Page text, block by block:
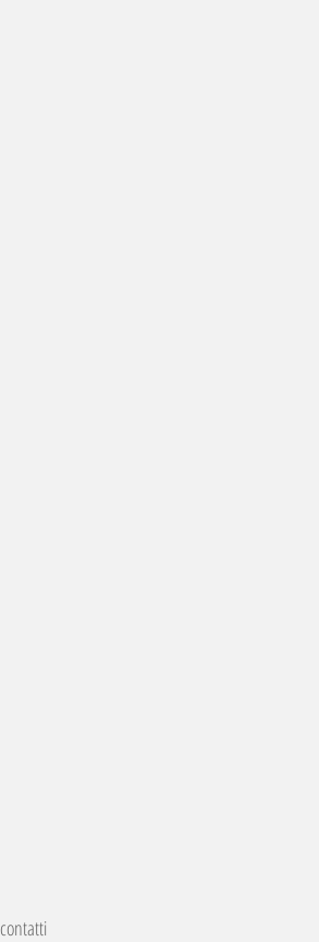
contatti